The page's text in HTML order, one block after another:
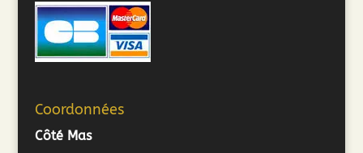
Coordonnées
Côté Mas